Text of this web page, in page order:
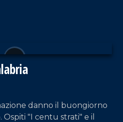
danno il buongiorno
Ospiti "I centu strati" e il